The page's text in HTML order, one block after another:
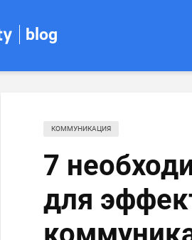
blog
КОММУНИКАЦИЯ
7
для